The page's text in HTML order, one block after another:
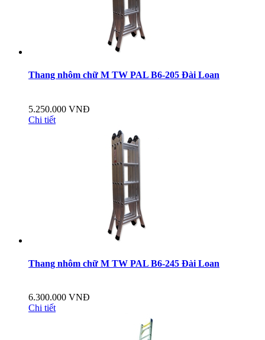
Thang nhôm chữ M TW PAL B6-205 Đài Loan
5.250.000 VNĐ
Chi tiết
Thang nhôm chữ M TW PAL B6-245 Đài Loan
6.300.000 VNĐ
Chi tiết